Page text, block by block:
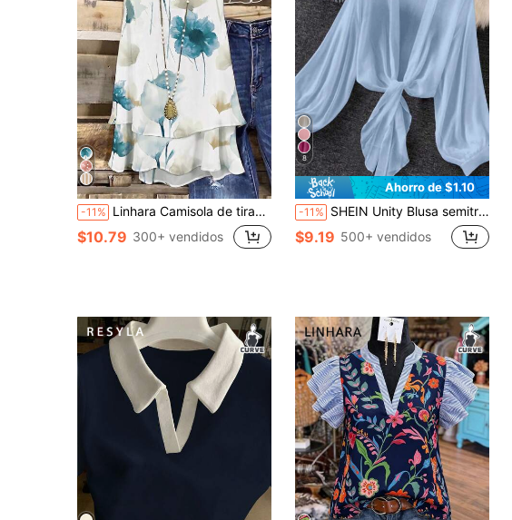
-11% Linhara Camisola de tirantes de doble capa con estampado fresco, ligera, de lujo y alta gama, talla grande, top casual de verano para salidas y fiestas
$10.79 300+ vendidos
8
Ahorro de $1.10
-11% SHEIN Unity Blusa semitransparente de manga farol con cuello en V profundo y lazo delantero, de unicolor y estilo minimalista para vacaciones, para mujeres de talla grande
$9.19 500+ vendidos